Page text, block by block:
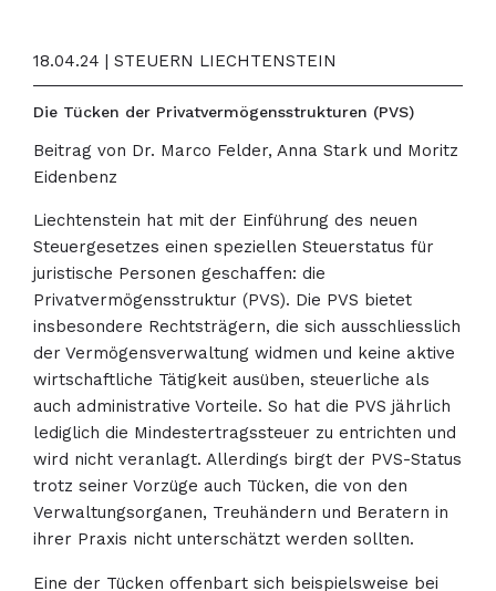
18.04.24 | STEUERN LIECHTENSTEIN
Die Tücken der Privatvermögensstrukturen (PVS)
Beitrag von Dr. Marco Felder, Anna Stark und Moritz
Eidenbenz
Liechtenstein hat mit der Einführung des neuen
Steuergesetzes einen speziellen Steuerstatus für
juristische Personen geschaffen: die
Privatvermögensstruktur (PVS). Die PVS bietet
insbesondere Rechtsträgern, die sich ausschliesslich
der Vermögensverwaltung widmen und keine aktive
wirtschaftliche Tätigkeit ausüben, steuerliche als
auch administrative Vorteile. So hat die PVS jährlich
lediglich die Mindestertragssteuer zu entrichten und
wird nicht veranlagt. Allerdings birgt der PVS-Status
trotz seiner Vorzüge auch Tücken, die von den
Verwaltungsorganen, Treuhändern und Beratern in
ihrer Praxis nicht unterschätzt werden sollten.
Eine der Tücken offenbart sich beispielsweise bei